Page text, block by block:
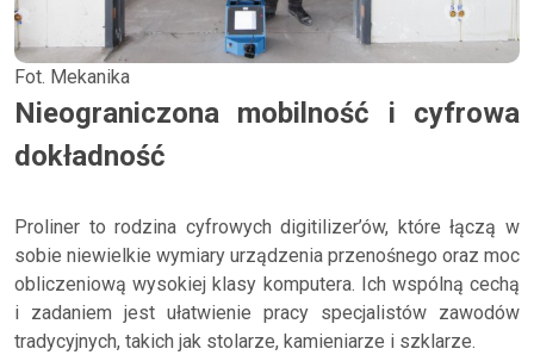
Fot. Mekanika
Nieograniczona mobilność i cyfrowa
dokładność
Proliner to rodzina cyfrowych digitilizer’ów, które łączą w
sobie niewielkie wymiary urządzenia przenośnego oraz moc
obliczeniową wysokiej klasy komputera. Ich wspólną cechą
i zadaniem jest ułatwienie pracy specjalistów zawodów
tradycyjnych, takich jak stolarze, kamieniarze i szklarze.